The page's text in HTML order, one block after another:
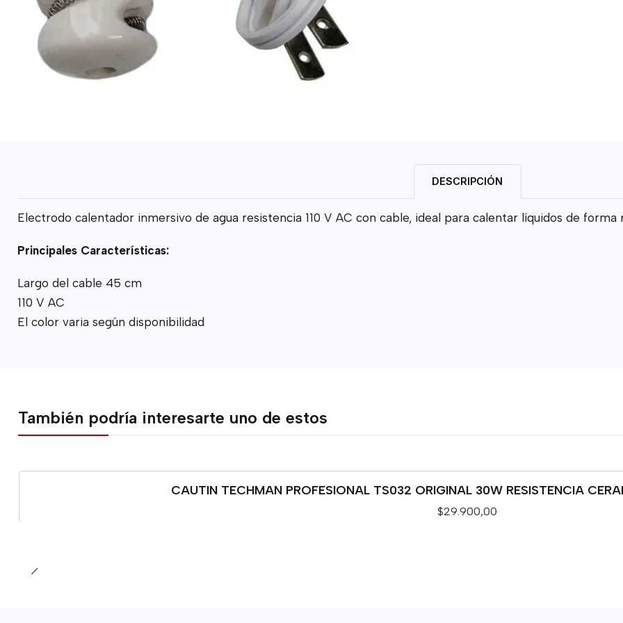
DESCRIPCIÓN
Electrodo calentador inmersivo de agua resistencia 110 V AC con cable, ideal para calentar líquidos de forma
Principales Características:
Largo del cable 45 cm
110 V AC
El color varia según disponibilidad
También podría interesarte uno de estos
CAUTIN TECHMAN PROFESIONAL TS032 ORIGINAL 30W RESISTENCIA
$29.900,00